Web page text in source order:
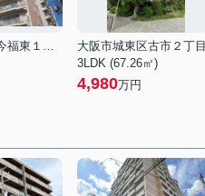
大阪市城東区今福東１丁目
大阪市城東区古市２丁目
3LDK (67.26㎡)
4,980万円